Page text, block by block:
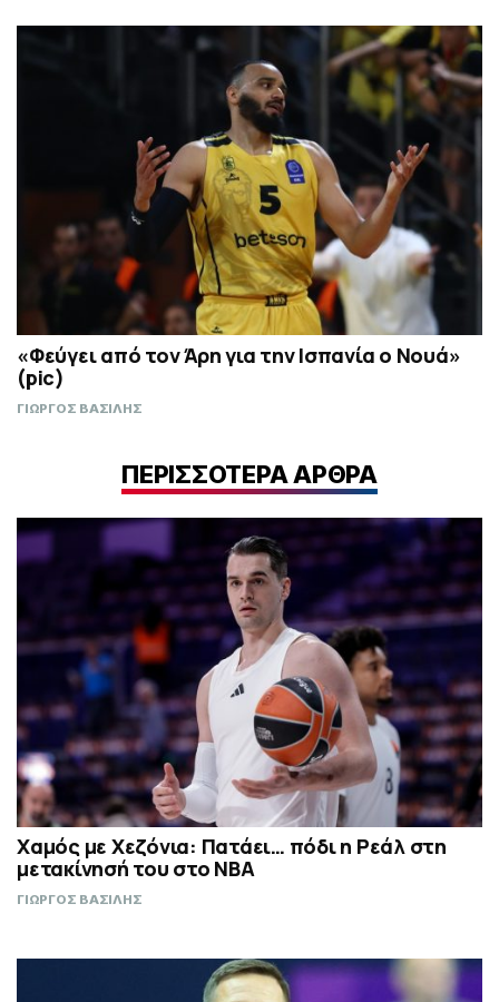
«Φεύγει από τον Άρη για την Ισπανία o Νουά»
(pic)
ΓΙΩΡΓΟΣ ΒΑΣΙΛΗΣ
ΠΕΡΙΣΣΟΤΕΡΑ ΑΡΘΡΑ
Χαμός με Χεζόνια: Πατάει… πόδι η Ρεάλ στη
μετακίνησή του στο ΝΒΑ
ΓΙΩΡΓΟΣ ΒΑΣΙΛΗΣ